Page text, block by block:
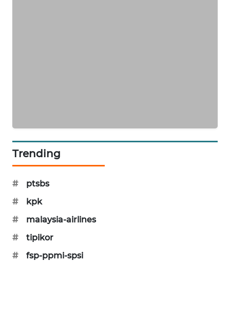
Trending
#
ptsbs
#
kpk
#
malaysia-airlines
#
tipikor
#
fsp-ppmi-spsi
ALPERKLINAS
FORJASIDA
TAMBANG
SITUNGIR